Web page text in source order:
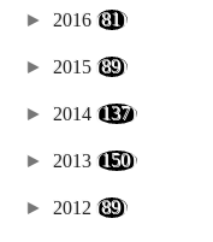
► 2016 (81)
► 2015 (89)
► 2014 (137)
► 2013 (150)
► 2012 (89)